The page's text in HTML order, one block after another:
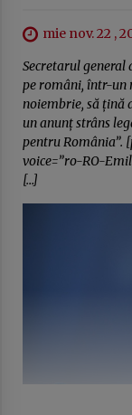
mie nov. 22 ,
Secretarul general
pe români, într-un
noiembrie, să ţină
un anunț strâns
pentru România”.
voice=”ro-RO-
[…]